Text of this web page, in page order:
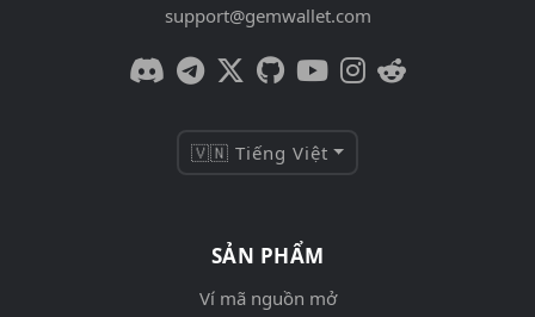
support@gemwallet.com
🇻🇳 Tiếng Việt
SẢN PHẨM
Ví mã nguồn mở